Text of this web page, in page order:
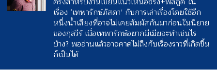
เรื่อง ‘เทพารักษ์ภัสดา’ กับการเล่าเรื่องโดยใช้อีก
หนึ่งน้ำเสียงที่อาจไม่เคยสัมผัสกันมาก่อนในนิยาย
ของกุลวีร์ เมื่อเทพารักษ์อยากมีเมียจะทำเช่นไร
บ้าง? พออ่านแล้วอาจคาดไม่ถึงกับเรื่องราวที่เกิดขึ้น
ก็เป็นได้